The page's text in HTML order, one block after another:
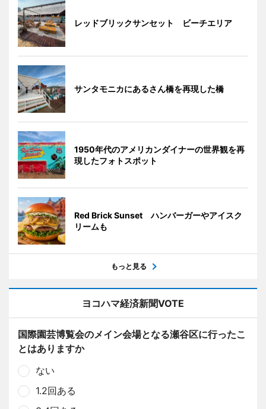
レッドブリックサンセット ビーチエリア
サンタモニカにあるさん橋を再現した橋
1950年代のアメリカンダイナーの世界観を再
現したフォトスポット
Red Brick Sunset ハンバーガーやアイスク
リームも
もっと見る
ヨコハマ経済新聞VOTE
国際園芸博覧会のメイン会場となる瀬谷区に行ったこ
とはありますか
ない
1.2回ある